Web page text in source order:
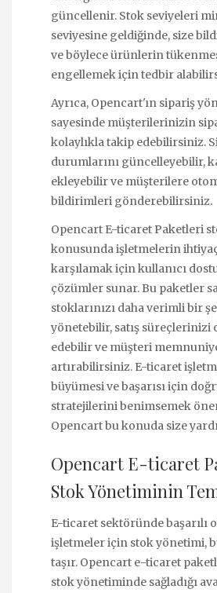
güncellenir. Stok seviyeleri
seviyesine geldiğinde, size
ve böylece ürünlerin
engellemek için tedbir
Ayrıca, Opencart'ın sipariş
sayesinde müşterilerinizin
kolaylıkla takip edebilirsiniz.
durumlarını güncelleyebilir,
ekleyebilir ve müşterilere
bildirimleri gönderebilirsiniz.
Opencart E-ticaret Paketleri
konusunda işletmelerin
karşılamak için kullanıcı
çözümler sunar. Bu paketler
stoklarınızı daha verimli bir
yönetebilir, satış süreçlerinizi
edebilir ve müşteri
artırabilirsiniz. E-ticaret
büyümesi ve başarısı için
stratejilerini benimsemek
Opencart bu konuda size
Opencart E-ticaret
Stok Yönetiminin
E-ticaret sektöründe başarılı
işletmeler için stok yönetimi,
taşır. Opencart e-ticaret
stok yönetiminde sağladığı